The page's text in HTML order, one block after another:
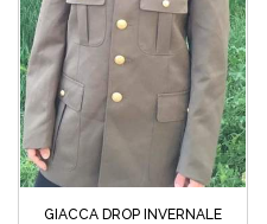
GIACCA DROP INVERNALE